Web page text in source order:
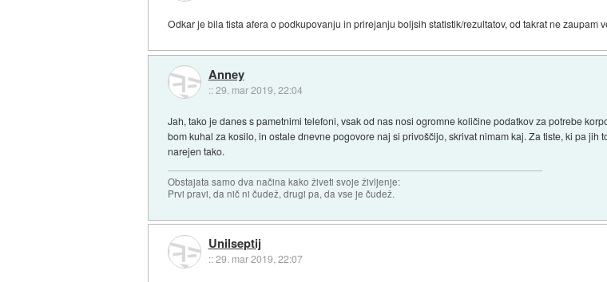
Odkar je bila tista afera o podkupovanju in prirejanju boljsih statistik/rezultatov, od takrat ne zaupam
Anney
::29. mar 2019, 22:04
Jah, tako je danes s pametnimi telefoni, vsak od nas nosi ogromne količine podatkov za potrebe
bom kuhal za kosilo, in ostale dnevne pogovore naj si privoščijo, skrivat nimam kaj. Za tiste, ki pa
narejen tako.
Obstajata samo dva načina kako živeti svoje življenje:
Prvi pravi, da nič ni čudež, drugi pa, da vse je čudež.
Unilseptij
::29. mar 2019, 22:07